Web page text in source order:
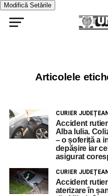
Modifică Setările
Articolele
CURIER JUDEȚEAN
Accident
Alba Iulia.
– o șoferiță a
depășire iar
asigurat
CURIER JUDEȚEAN
Accident
aterizare în